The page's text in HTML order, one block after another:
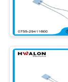
উদ্ধৃতি
অনুরোধ